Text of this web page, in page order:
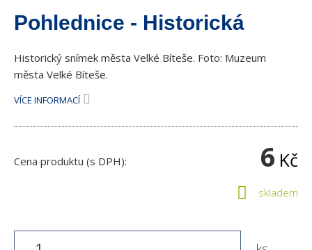
Pohlednice - Historická
Historický snímek města Velké Bíteše. Foto: Muzeum
města Velké Bíteše.
VÍCE INFORMACÍ
Cena produktu (s DPH): 6 Kč
skladem